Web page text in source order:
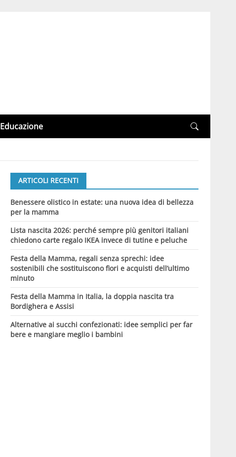
Educazione
ARTICOLI RECENTI
Benessere olistico in estate: una nuova idea di bellezza
per la mamma
Lista nascita 2026: perché sempre più genitori italiani
chiedono carte regalo IKEA invece di tutine e peluche
Festa della Mamma, regali senza sprechi: idee
sostenibili che sostituiscono fiori e acquisti dell’ultimo
minuto
Festa della Mamma in Italia, la doppia nascita tra
Bordighera e Assisi
Alternative ai succhi confezionati: idee semplici per far
bere e mangiare meglio i bambini